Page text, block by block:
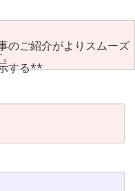
のご紹介がよりスムーズ
する**